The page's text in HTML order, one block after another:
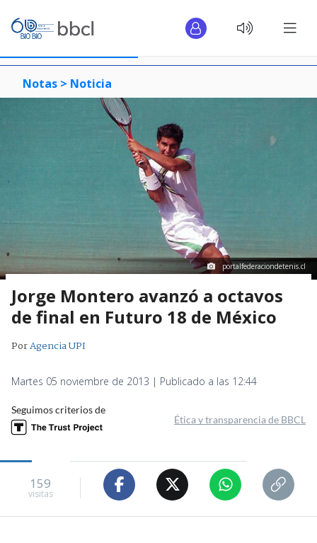
Notas > Noticia
portalfederaciondetenis.cl
Jorge Montero avanzó a octavos
de final en Futuro 18 de México
PorAgencia UPI
Martes 05 noviembre de 2013 | Publicado a las 12:44
Seguimos criterios de
Ética y transparencia de BBCL
159
visitas